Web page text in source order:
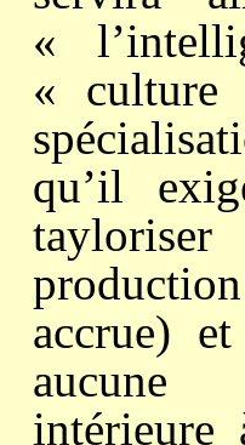
«
«
qu’il
accrue)
aucune
intérieure